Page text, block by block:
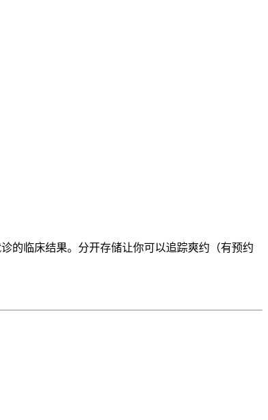
的临床结果。分开存储让你可以追踪爽约（有预约